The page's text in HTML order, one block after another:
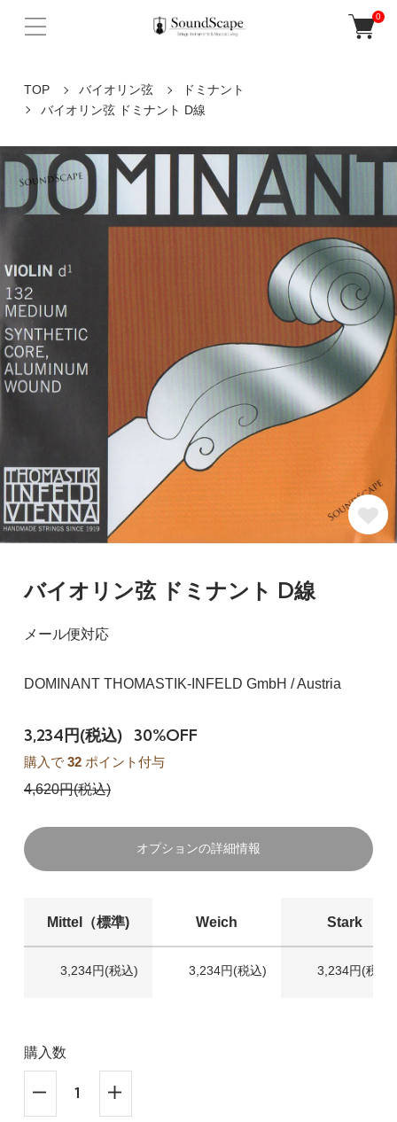
0
TOP バイオリン弦
ドミナント
バイオリン弦 ドミナント D線
バイオリン弦 ドミナント D線
メール便対応
DOMINANT THOMASTIK-INFELD GmbH / Austria
3,234円(税込) 30%OFF
購入で 32ポイント付与
4,620円(税込)
オプションの詳細情報
Mittel（標準) Weich Stark
3,234円(税込) 3,234円(税込) 3,234円(税込)
購入数